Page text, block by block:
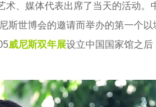
、媒体代表出席了当天的活动。
世博会的邀请而举办的第一个以
威尼斯双年展设立中国国家馆之后